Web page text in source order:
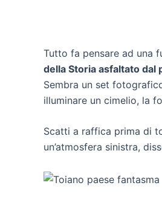
Tutto fa pensare ad una
della Storia asfaltato dal
Sembra un set
illuminare un cimelio, la
Scatti a raffica prima di
un’atmosfera sinistra,